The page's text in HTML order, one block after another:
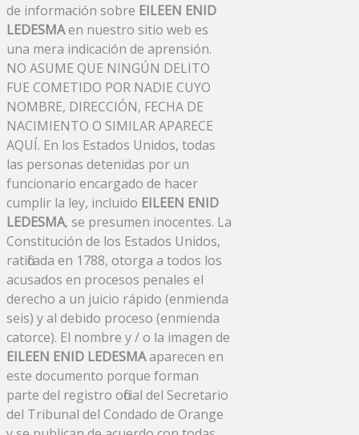
de información sobre EILEEN ENID
LEDESMAen nuestro sitio web es
una mera indicación de aprensión.
NO ASUME QUE NINGÚN DELITO
FUE COMETIDO POR NADIE CUYO
NOMBRE, DIRECCIÓN, FECHA DE
NACIMIENTO O SIMILAR APARECE
AQUÍ. En los Estados Unidos, todas
las personas detenidas por un
funcionario encargado de hacer
cumplir la ley, incluido EILEEN ENID
LEDESMA, se presumen inocentes. La
Constitución de los Estados Unidos,
ratificada en 1788, otorga a todos los
acusados ​​en procesos penales el
derecho a un juicio rápido (enmienda
seis) y al debido proceso (enmienda
catorce). El nombre y / o la imagen de
EILEEN ENID LEDESMAaparecen en
este documento porque forman
parte del registro oficial del Secretario
del Tribunal del Condado de Orange